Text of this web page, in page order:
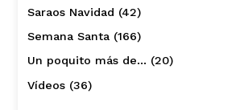
Saraos Navidad (42)
Semana Santa(166)
Un poquito más de… (20)
Vídeos(36)